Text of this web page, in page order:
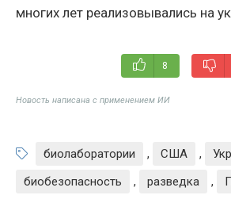
многих лет реализовывались на
8
Новость написана с применением ИИ
биолаборатории , США ,
биобезопасность
, разведка ,